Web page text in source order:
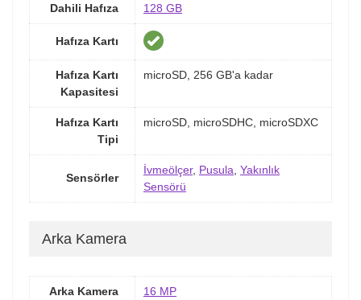
Dahili Hafıza 128 GB
Hafıza Kartı
Hafıza Kartı
Kapasitesi
microSD, 256 GB'a kadar
Hafıza Kartı
Tipi
microSD, microSDHC, microSDXC
Sensörler
İvmeölçer, Pusula Yakınlık
Sensörü
Arka Kamera
Arka Kamera
16 MP